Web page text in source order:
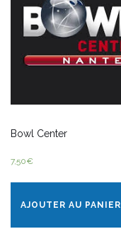
Bowl Center
7,50€
AJOUTER AU PANIER